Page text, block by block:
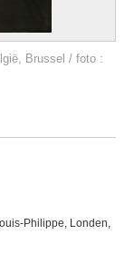
Brussel / foto :
Philippe, Londen,